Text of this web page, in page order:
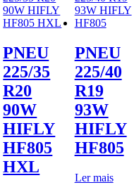
PNEU
225/35
R20
90W
HIFLY
HF805
HXL
PNEU
225/40
R19
93W
HIFLY
HF805
Ler mais